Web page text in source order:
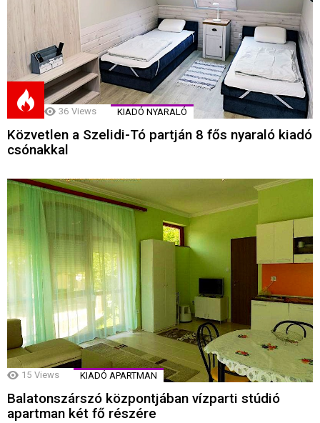
36 Views KIADÓ NYARALÓ
Közvetlen a Szelidi-Tó partján 8 fős nyaraló kiadó
csónakkal
15 Views KIADÓ APARTMAN
Balatonszárszó központjában vízparti stúdió
apartman két fő részére